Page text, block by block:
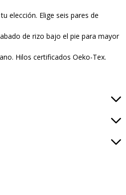
elección. Elige seis pares de
de rizo bajo el pie para mayor
Hilos certificados Oeko-Tex.